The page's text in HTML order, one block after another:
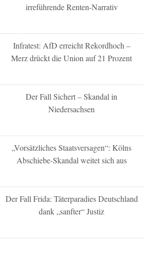
irreführende Renten-Narrativ
Infratest: AfD erreicht Rekordhoch –
Merz drückt die Union auf 21 Prozent
Der Fall Sichert – Skandal in
Niedersachsen
„Vorsätzliches Staatsversagen“: Kölns
Abschiebe-Skandal weitet sich aus
Der Fall Frida: Täterparadies Deutschland
dank „sanfter“ Justiz